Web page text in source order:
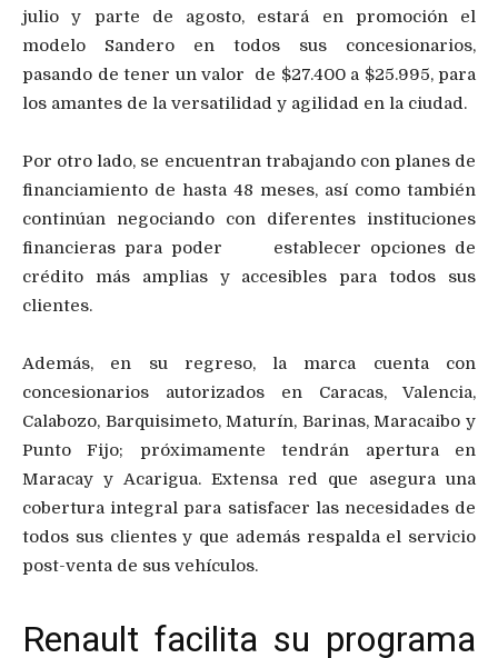
julio y parte de agosto, estará en promoción el
modelo Sandero en todos sus concesionarios,
pasando de tener un valor de $27.400 a $25.995, para
los amantes de la versatilidad y agilidad en la ciudad.
Por otro lado, se encuentran trabajando con planes de
financiamiento de hasta 48 meses, así como también
continúan negociando con diferentes instituciones
financieras para poder establecer opciones de
crédito más amplias y accesibles para todos sus
clientes.
Además, en su regreso, la marca cuenta con
concesionarios autorizados en Caracas, Valencia,
Calabozo, Barquisimeto, Maturín, Barinas, Maracaibo y
Punto Fijo; próximamente tendrán apertura en
Maracay y Acarigua. Extensa red que asegura una
cobertura integral para satisfacer las necesidades de
todos sus clientes y que además respalda el servicio
post-venta de sus vehículos.
Renault facilita su programa